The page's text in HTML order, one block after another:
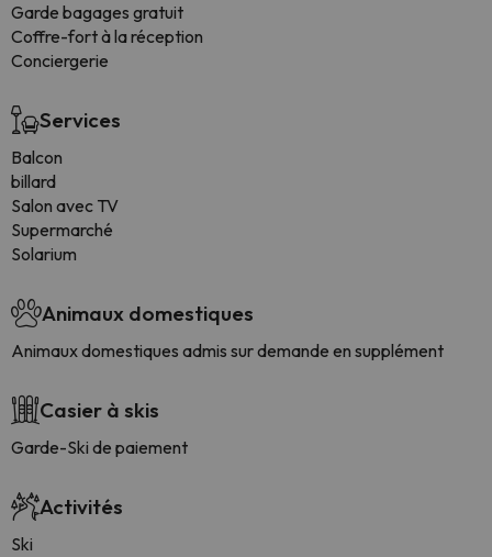
Garde bagages gratuit
Coffre-fort à la réception
Conciergerie
Services
Balcon
billard
Salon avec TV
Supermarché
Solarium
Animaux domestiques
Animaux domestiques admis sur demande en supplément
Casier à skis
Garde-Ski de paiement
Activités
Ski